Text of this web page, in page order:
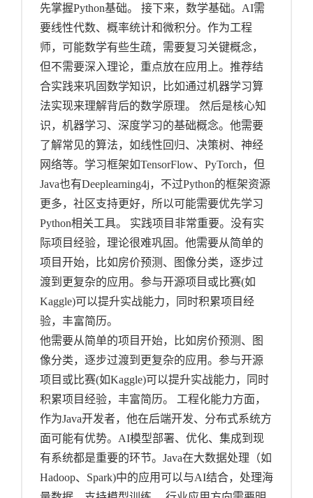
先掌握Python基础。 接下来，数学基础。AI需
要线性代数、概率统计和微积分。作为工程
师，可能数学有些生疏，需要复习关键概念，
但不需要深入理论，重点放在应用上。推荐结
合实践来巩固数学知识，比如通过机器学习算
法实现来理解背后的数学原理。 然后是核心知
识，机器学习、深度学习的基础概念。他需要
了解常见的算法，如线性回归、决策树、神经
网络等。学习框架如TensorFlow、PyTorch，但
Java也有Deeplearning4j，不过Python的框架资源
更多，社区支持更好，所以可能需要优先学习
Python相关工具。 实践项目非常重要。没有实
际项目经验，理论很难巩固。他需要从简单的
项目开始，比如房价预测、图像分类，逐步过
渡到更复杂的应用。参与开源项目或比赛(如
Kaggle)可以提升实战能力，同时积累项目经
验，丰富简历。
他需要从简单的项目开始，比如房价预测、图
像分类，逐步过渡到更复杂的应用。参与开源
项目或比赛(如Kaggle)可以提升实战能力，同时
积累项目经验，丰富简历。 工程化能力方面，
作为Java开发者，他在后端开发、分布式系统方
面可能有优势。AI模型部署、优化、集成到现
有系统都是重要的环节。Java在大数据处理（如
Hadoop、Spark)中的应用可以与AI结合，处理海